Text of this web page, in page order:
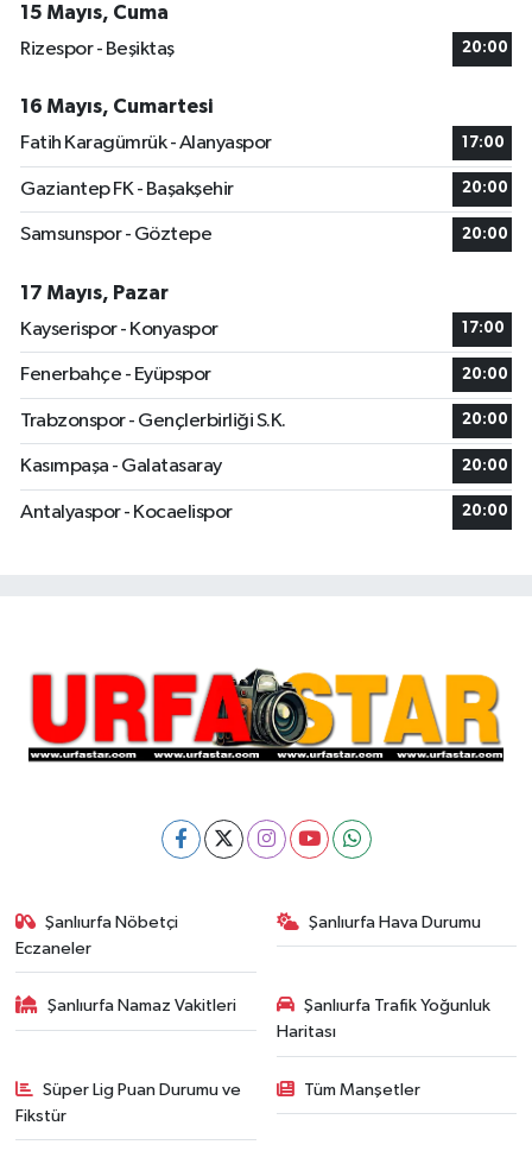
15 Mayıs, Cuma
Rizespor - Beşiktaş
20:00
16 Mayıs, Cumartesi
Fatih Karagümrük - Alanyaspor
17:00
Gaziantep FK - Başakşehir 20:00
Samsunspor - Göztepe 20:00
17 Mayıs, Pazar
Kayserispor - Konyaspor
17:00
Fenerbahçe - Eyüpspor 20:00
Trabzonspor - Gençlerbirliği S.K. 20:00
Kasımpaşa - Galatasaray 20:00
Antalyaspor - Kocaelispor 20:00
Şanlıurfa Nöbetçi
Eczaneler
Şanlıurfa Hava Durumu
Şanlıurfa Namaz Vakitleri
Şanlıurfa Trafik Yoğunluk
Haritası
Süper Lig Puan Durumu ve
Fikstür
Tüm Manşetler